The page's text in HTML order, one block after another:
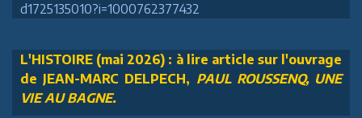
d1725135010?i=1000762377432
L'HISTOIRE (mai 2026) : à lire article sur l'ouvrage
de JEAN-MARC DELPECH, PAUL ROUSSENQ, UNE
VIE AU BAGNE.